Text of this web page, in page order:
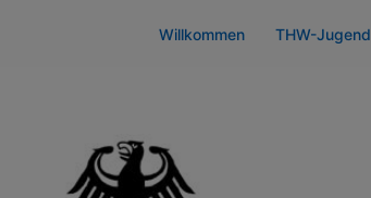
Willkommen THW-Jugend